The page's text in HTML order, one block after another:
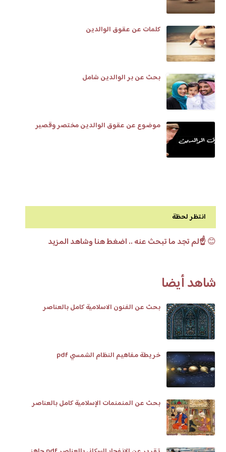
كلمات عن عقوق الوالدين
بحث عن بر الوالدين شامل
موضوع عن عقوق الوالدين مختصر وقصير
انتظر لحظة
😊☝️لم تجد ما تبحث عنه .. اضغط هنا وشاهد المزيد
شاهد أيضا
بحث عن الفنون الاسلامية كامل بالعناصر
خريطة مفاهيم النظام الشمسي pdf
بحث عن المنمنمات الإسلامية كامل بالعناصر